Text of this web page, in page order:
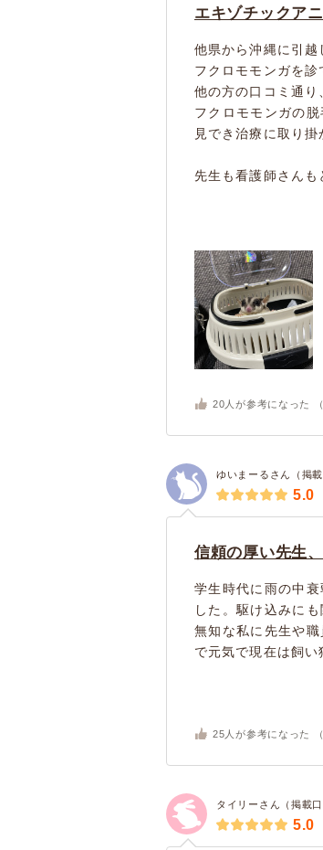
エキゾチックア
他県から沖縄に引越
フクロモモンガを診
他の方の口コミ通り
フクロモモンガの
見でき治療に取り掛
先生も看護師さんも
20 人が参考になった
ゆいまーるさん（掲
5.0
信頼の厚い先生、
学生時代に雨の中
した。駆け込みに
無知な私に先生や
で元気で現在は飼
25 人が参考になった
タイリーさん（掲載
5.0